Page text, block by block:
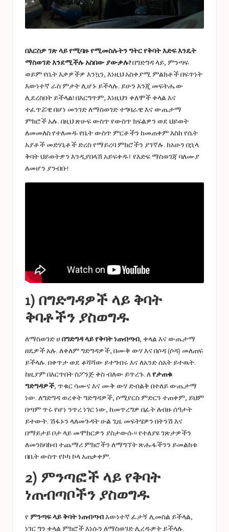
በእርስዎ ገጽ ላይ የሚባዙ የሚመስሉትን ግትር የቅባት እድፍ እንዴት
ማስወገድ እንደሚችሉ አስበው ያውቃሉ?በግድግዳ ላይ, ምንጣፍ
ወይም የቤት እቃዎችዎ እንኳን, እነዚህ አስቀያሚ ምልክቶች በፍጥነት
እውነተኛ ራስ ምታት ሊሆኑ ይችላሉ. ይሁን እንጂ መፍትሔው
ሊደረስበት ይችላል! በእርግጥም, እነዚህን ቀለሞች ቀላል እና
ተፈጥሯዊ በሆነ መንገድ ለማስወገድ ተግባራዊ እና ውጤታማ
ምክሮች አሉ. በዚህ ጽሁፍ ውስጥ የውስጥ ክፍልዎን ወደ ህይወት
ለመመለስ የተለመዱ የቤት ውስጥ ምርቶችን ከመጠቀም እስከ የሴት
አያቶች መድሃኒቶች ድረስ የማይረባ ምክሮችን ያገኛሉ. ከአሁን በኋላ
ቅባት ህይወትዎን እንዲያበላሽ አይፍቀዱ፣ የእድፍ ማስወገጃ ባለሙያ
ለመሆን ያንብቡ!
1) በግድግዳዎች ላይ ቅባት
ቅባቶችን ያስወግዱ
ለማስወገድ ሀ በግድግዳ ላይ የቅባት ነጠብጣብ, ቀላል እና ውጤታማ
ዘዴዎች አሉ. ለቀለም ግድግዳዎች, በሙቅ ውሃ እና በሶዳ (ሶዳ) መለጠፍ
ይችላሉ. በቀጥታ ወደ ቆሻሻው ይተግብሩ እና ለአንድ ሰአት ይተዉት.
ከዚያም በእርጥበት ስፖንጅ ቀስ ብለው ይጥረጉ. ለየታጠቁ
ግድግዳዎች, ጥቁር ሳሙና እና ሙቅ ውሃ ድብልቅ በተለይ ውጤታማ
ነው. ለግድግዳ ወረቀት ግድግዳዎች, ሶሚየርስ ምድርን ተጠቀም, ይህም
በጣም ጥሩ የሆነ ንጥረ ነገር ነው, ከመጥረግዎ በፊት ለብዙ ሰዓታት
ይተውት. ሽፋኑን ላለመጉዳት ሁል ጊዜ መፍትሄዎን በትንሽ እና
በማይታይ ቦታ ላይ መሞከርዎን ያስታውሱ። የተለያዩ ገጽታዎችን
ለመንከባከብ ተጨማሪ ምክሮችን ለማግኘት ጽሑፋችንን ይመልከቱ
በቤት ውስጥ የኮካ ኮላ አጠቃቀም.
2) ምንጣፎች ላይ የቅባት
ነጠብጣቦችን ያስወግዱ
የ ምንጣፍ ላይ ቅባት ነጠብጣብእውነተኛ ፈታኝ ሊመስል ይችላል,
ነገር ግን ቀላል ምክሮች እነሱን ለማስወገድ ሊረዱዎት ይችላሉ.